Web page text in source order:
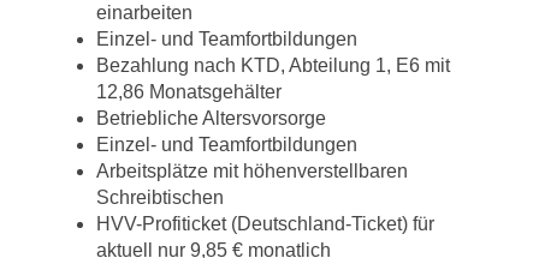
einarbeiten
Einzel- und Teamfortbildungen
Bezahlung nach KTD, Abteilung 1, E6 mit
12,86 Monatsgehälter
Betriebliche Altersvorsorge
Einzel- und Teamfortbildungen
Arbeitsplätze mit höhenverstellbaren
Schreibtischen
HVV-Profiticket (Deutschland-Ticket) für
aktuell nur 9,85 € monatlich